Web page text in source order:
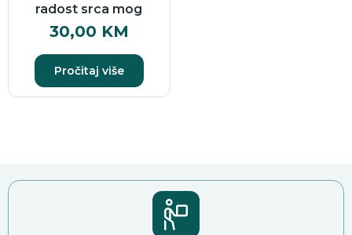
radost srca mog
30,00 KM
Pročitaj više